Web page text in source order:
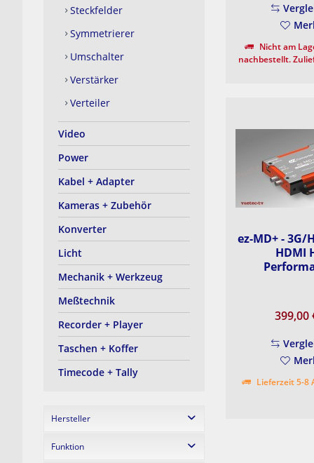
Steckfelder
Symmetrierer
Umschalter
Verstärker
Verteiler
Video
Power
Kabel + Adapter
Kameras + Zubehör
Konverter
Licht
Mechanik + Werkzeug
Meßtechnik
Recorder + Player
Taschen + Koffer
Timecode + Tally
Hersteller
AVmatrix
Funktion
Nicht am
nachbestellt.
ez-MD+ - 3G/
HDMI
399,00
Lieferzeit 5-8